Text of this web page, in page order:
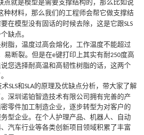
点就是模型是需要支撑结构的，那么比如说
种材料，那么我们的工程师会帮它做支撑结
在模型没有固话的时候去除，这是它跟SLS
缺点。
脂，温度过高会熔化，工作温度不能超过
易断裂。但是在e键打印上其实有耐250度高
您选择耐高温和高韧性树脂的话，这两个
术SLS和SLA的原理及优缺点分析，带大家了解
深圳诺铂智造技术有限公司拥有完善的产
零件加工制造企业，逐步转型为对客户的
型企业。在个人护理产品、机器人、自动
汽车行业等各类创新项目领域积累了丰富